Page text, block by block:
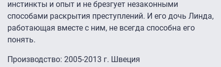
инстинкты и опыт и не брезгует незаконными
способами раскрытия преступлений. И его дочь Линда,
работающая вместе с ним, не всегда способна его
понять.
Производство: 2005-2013 г. Швеция